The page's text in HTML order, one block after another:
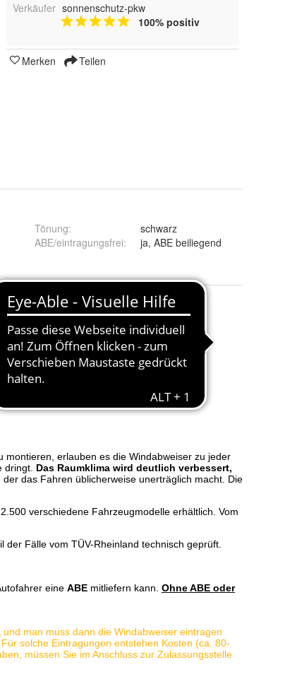
Verkäufer sonnenschutz-pkw
100% positiv
Merken Teilen
Tönung:
schwarz
ABE/eintragungsfrei: ja, ABE beiliegend